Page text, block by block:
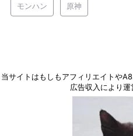
モンハン 原神
当サイトはもしもアフィリエイトや
広告収入により